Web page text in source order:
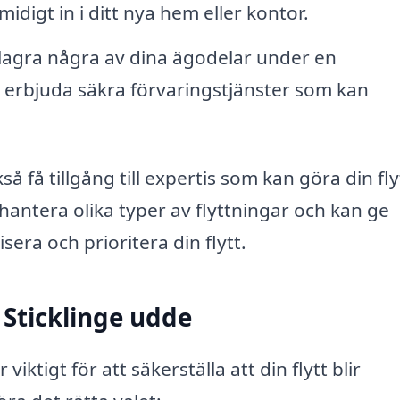
in i ditt nya hem eller kontor.
några av dina ägodelar under en
säkra förvaringstjänster som kan
få tillgång till expertis som kan göra din
olika typer av flyttningar och kan ge
och prioritera din flytt.
udde
viktigt för att säkerställa att din flytt blir